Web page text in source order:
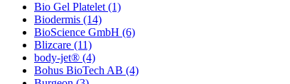
Bio Gel Platelet (1)
Biodermis (14)
BioScience GmbH (6)
Blizcare (11)
body-jet® (4)
Bohus BioTech AB (4)